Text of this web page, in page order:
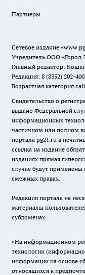
Партнеры
Сетевое издание
Учредитель ООО «Город
Главный редактор:
Редакция: 8 (8352) 202-
Возрастная категория
Свидетельство о
выдано Федеральной
информационных
частичном или полном
портала pg21.ru в
ссылка на издание
изданиях прямая
случае будут применены
смежных правах.
Редакция портала не
материалы
субдоменах.
«На информационном
технологии
информации на основе
относящихся к